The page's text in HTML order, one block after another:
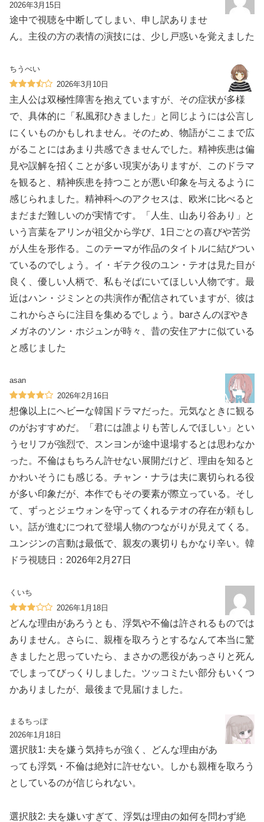
2026年3月15日
途中で視聴を中断してしまい、申し訳ありませ
ん。主役の方の表情の演技には、少し戸惑いを覚えました
ちうべい
2026年3月10日
主人公は双極性障害を抱えていますが、その症状が多様
で、具体的に「私風邪ひきました」と同じようには公言し
にくいものかもしれません。そのため、物語がここまで広
がることにはあまり共感できませんでした。精神疾患は偏
見や誤解を招くことが多い現実がありますが、このドラマ
を観ると、精神疾患を持つことが悪い印象を与えるように
感じられました。精神科へのアクセスは、欧米に比べると
まだまだ難しいのが実情です。「人生、山あり谷あり」と
いう言葉をアリンが祖父から学び、1日ごとの喜びや苦労
が人生を形作る。このテーマが作品のタイトルに結びつい
ているのでしょう。イ・ギテク役のユン・テオは見た目が
良く、優しい人柄で、私もそばにいてほしい人物です。最
近はハン・ジミンとの共演作が配信されていますが、彼は
これからさらに注目を集めるでしょう。barさんのぼやき
メガネのソン・ホジュンが時々、昔の安住アナに似ている
と感じました
asan
2026年2月16日
想像以上にヘビーな韓国ドラマだった。元気なときに観る
のがおすすめだ。「君には誰よりも苦しんでほしい」とい
うセリフが強烈で、スンヨンが途中退場するとは思わなか
った。不倫はもちろん許せない展開だけど、理由を知ると
かわいそうにも感じる。チャン・ナラは夫に裏切られる役
が多い印象だが、本作でもその要素が際立っている。そし
て、ずっとジェウォンを守ってくれるテオの存在が頼もし
い。話が進むにつれて登場人物のつながりが見えてくる。
ユンジンの言動は最低で、親友の裏切りもかなり辛い。韓
ドラ視聴日：2026年2月27日
くいち
2026年1月18日
どんな理由があろうとも、浮気や不倫は許されるものでは
ありません。さらに、親権を取ろうとするなんて本当に驚
きましたと思っていたら、まさかの悪役があっさりと死ん
でしまってびっくりしました。ツッコミたい部分もいくつ
かありましたが、最後まで見届けました。
まるちっぽ
2026年1月18日
選択肢1: 夫を嫌う気持ちが強く、どんな理由があ
っても浮気・不倫は絶対に許せない。しかも親権を取ろう
としているのが信じられない。
選択肢2: 夫を嫌いすぎて、浮気は理由の如何を問わず絶